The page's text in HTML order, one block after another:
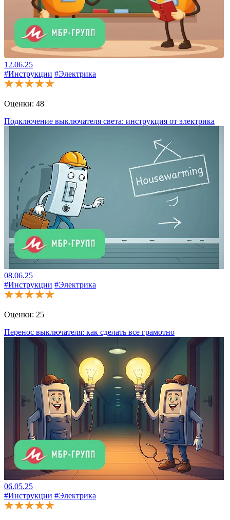
12.06.25
#Инструкции #Электрика
Оценки: 48
Подключение выключателя света: инструкция от электрика
08.06.25
#Инструкции #Электрика
Оценки: 25
Перенос выключателя: как сделать все грамотно
06.05.25
#Инструкции #Электрика